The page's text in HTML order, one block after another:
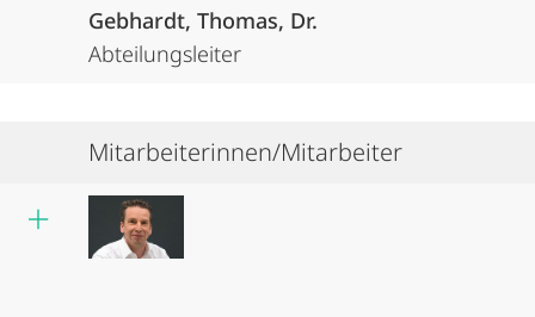
Gebhardt, Thomas, Dr.
Abteilungsleiter
Mitarbeiterinnen/Mitarbeiter